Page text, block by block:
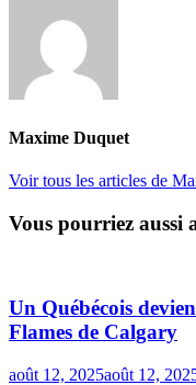
Maxime Duquet
Voir tous les articles de
Vous pourriez aussi
Un Québécois
Flames de Calgary
août 12, 2025août 12,